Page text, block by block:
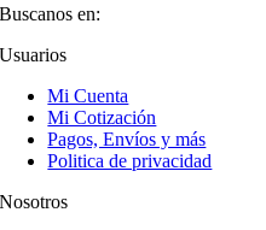
Buscanos en:
Usuarios
Mi Cuenta
Mi Cotización
Pagos, Envíos y más
Politica de privacidad
Nosotros